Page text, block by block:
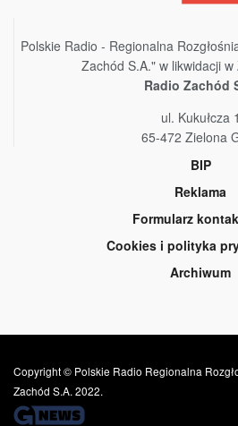
Polskie Radio - Regionalna
Zachód S.A." w likwidacji
Radio Zachód
ul. Kukułcza 1
65-472 Zielona
BIP
Reklama
Formularz
Cookies i polityka
Archiwum
Copyright © Polskie Radio Regionalna
Zachód S.A. 2022.